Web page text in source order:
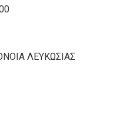
ΛΕΥΚΩΣΙΑΣ